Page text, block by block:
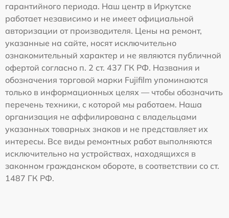
гарантийного периода. Наш центр в Иркутске
работает независимо и не имеет официальной
авторизации от производителя. Цены на ремонт,
указанные на сайте, носят исключительно
ознакомительный характер и не являются публичной
офертой согласно п. 2 ст. 437 ГК РФ. Названия и
обозначения торговой марки Fujifilm упоминаются
только в информационных целях — чтобы обозначить
перечень техники, с которой мы работаем. Наша
организация не аффилирована с владельцами
указанных товарных знаков и не представляет их
интересы. Все виды ремонтных работ выполняются
исключительно на устройствах, находящихся в
законном гражданском обороте, в соответствии со ст.
1487 ГК РФ.